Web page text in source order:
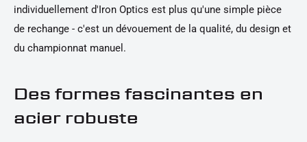
individuellement d'Iron Optics est plus qu'une simple pièce
de rechange - c'est un dévouement de la qualité, du design et
du championnat manuel.
Des formes fascinantes en
acier robuste